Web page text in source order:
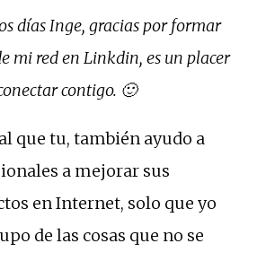
días Inge, gracias por formar
mi red en Linkdin, es un placer
contigo. 🙂
que tu, también ayudo a
a mejorar sus
en Internet, solo que yo
de las cosas que no se